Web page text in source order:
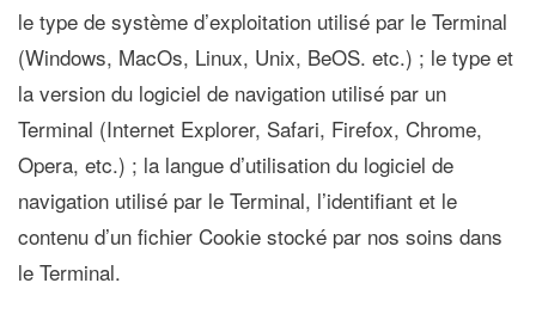
le type de système d’exploitation utilisé par le Terminal
(Windows, MacOs, Linux, Unix, BeOS. etc.) ; le type et
la version du logiciel de navigation utilisé par un
Terminal (Internet Explorer, Safari, Firefox, Chrome,
Opera, etc.) ; la langue d’utilisation du logiciel de
navigation utilisé par le Terminal, l’identifiant et le
contenu d’un fichier Cookie stocké par nos soins dans
le Terminal.